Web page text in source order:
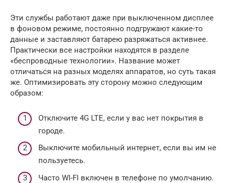
Эти службы работают даже при выключенном дисплее
в фоновом режиме, постоянно подгружают какие-то
данные и заставляют батарею разряжаться активнее.
Практически все настройки находятся в разделе
«беспроводные технологии». Название может
отличаться на разных моделях аппаратов, но суть такая
же. Оптимизировать эту сторону можно следующим
образом:
Отключите 4G LTE, если у вас нет покрытия в
городе.
Выключите мобильный интернет, если вы им не
пользуетесь.
Часто WI-FI включен в телефоне по умолчанию.